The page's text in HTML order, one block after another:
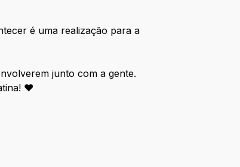
é uma realização para a
junto com a gente.
♥